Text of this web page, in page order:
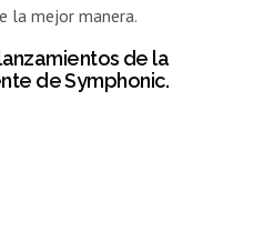
la mejor manera.
de la
de Symphonic.